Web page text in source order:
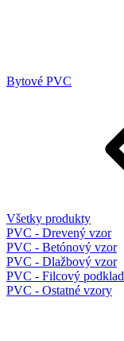
Bytové PVC
Všetky produkty
PVC - Drevený vzor
PVC - Betónový vzor
PVC - Dlažbový vzor
PVC - Filcový podklad
PVC - Ostatné vzory